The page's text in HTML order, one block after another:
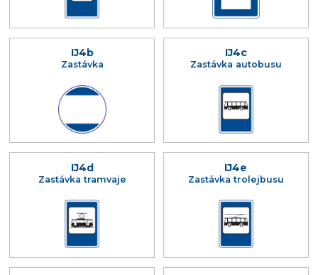
IJ4b
Zastávka
IJ4c
Zastávka autobusu
IJ4d
Zastávka tramvaje
IJ4e
Zastávka trolejbusu